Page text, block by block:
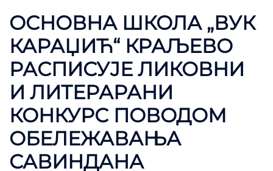
ОСНОВНА ШКОЛА „ВУК
КАРАЏИЋ“ КРАЉЕВО
РАСПИСУЈЕ ЛИКОВНИ
И ЛИТЕРАРАНИ
КОНКУРС ПОВОДОМ
ОБЕЛЕЖАВАЊА
САВИНДАНА